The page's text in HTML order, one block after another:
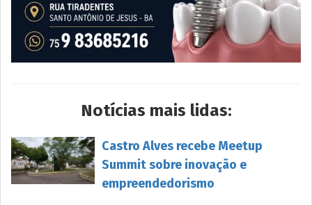
Notícias mais lidas:
Castro Alves recebe Meetup
Summit sobre inovação e
empreendedorismo